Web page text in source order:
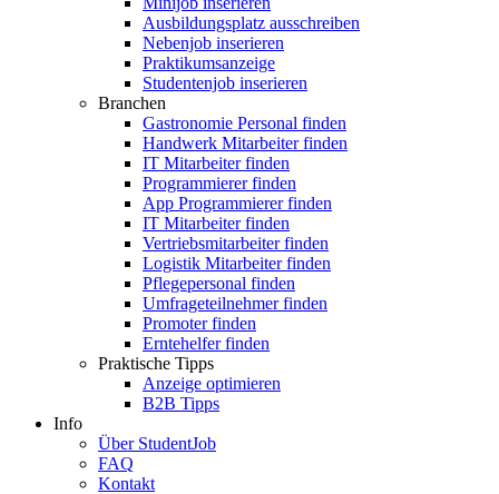
Ausbildungsplatz ausschreiben
Nebenjob inserieren
Praktikumsanzeige
Studentenjob inserieren
Branchen
Gastronomie Personal finden
Handwerk Mitarbeiter finden
IT Mitarbeiter finden
Programmierer finden
App Programmierer finden
IT Mitarbeiter finden
Vertriebsmitarbeiter finden
Logistik Mitarbeiter finden
Pflegepersonal finden
Umfrageteilnehmer finden
Promoter finden
Erntehelfer finden
Praktische Tipps
Anzeige optimieren
B2B Tipps
Info
Über StudentJob
FAQ
Kontakt